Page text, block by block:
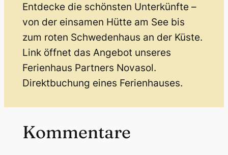
Entdecke die schönsten Unterkünfte –
von der einsamen Hütte am See bis
zum roten Schwedenhaus an der Küste.
Link öffnet das Angebot unseres
Ferienhaus Partners Novasol.
Direktbuchung eines Ferienhauses.
Kommentare